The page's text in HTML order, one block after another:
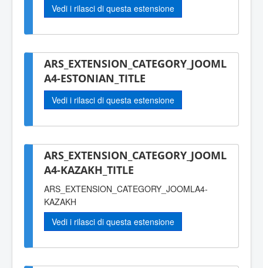
Vedi i rilasci di questa estensione
ARS_EXTENSION_CATEGORY_JOOML
A4-ESTONIAN_TITLE
Vedi i rilasci di questa estensione
ARS_EXTENSION_CATEGORY_JOOML
A4-KAZAKH_TITLE
ARS_EXTENSION_CATEGORY_JOOMLA4-
KAZAKH
Vedi i rilasci di questa estensione